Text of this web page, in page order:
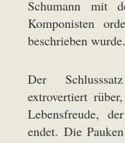
Schumann mit
Komponisten
beschrieben wurde.
Der
extrovertiert
Lebensfreude,
endet. Die